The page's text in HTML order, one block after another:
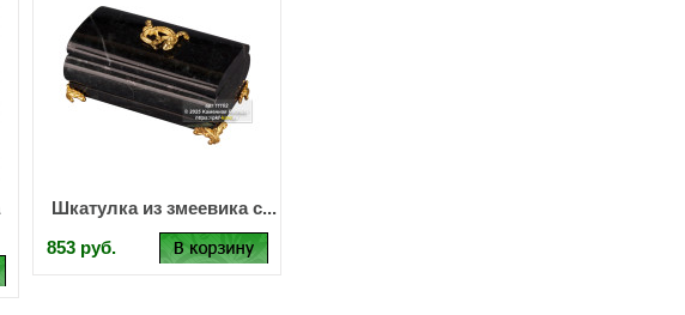
Шкатулка из змеевика с...
853 руб.